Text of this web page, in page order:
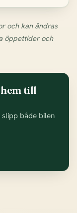
och kan ändras
öppettider och
till
både bilen